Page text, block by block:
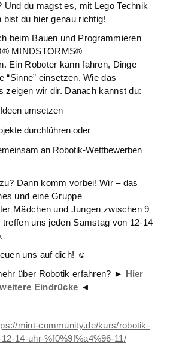
Und du magst es, mit Lego Technik
bist du hier genau richtig!
beim Bauen und Programmieren
MINDSTORMS®
Ein Roboter kann fahren, Dinge
“Sinne” einsetzen. Wie das
zeigen wir dir. Danach kannst du:
umsetzen
durchführen oder
an Robotik-Wettbewerben
Dann komm vorbei! Wir – das
und eine Gruppe
Mädchen und Jungen zwischen 9
treffen uns jeden Samstag von 12-14
uns auf dich! ☺️
über Robotik erfahren? ► Hier
Eindrücke ◄
mint-community.de/kurs/robotik-
14-uhr-%f0%9f%a4%96-11/